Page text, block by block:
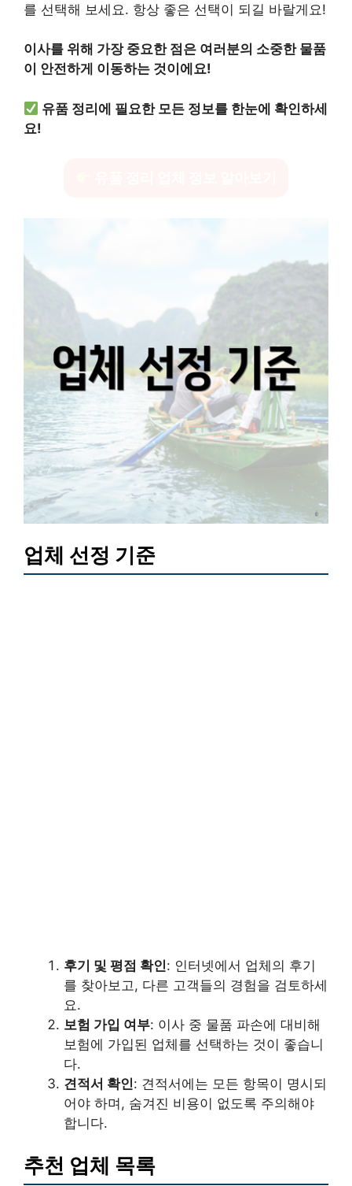
를 선택해 보세요. 항상 좋은 선택이 되길 바랄게요!
이사를 위해 가장 중요한 점은 여러분의 소중한 물품
이 안전하게 이동하는 것이에요!
유품 정리에 필요한 모든 정보를 한눈에 확인하세
요!
업체 선정 기준
후기 및 평점 확인: 인터넷에서 업체의 후기
를 찾아보고, 다른 고객들의 경험을 검토하세
요.
보험 가입 여부: 이사 중 물품 파손에 대비해
보험에 가입된 업체를 선택하는 것이 좋습니
다.
견적서 확인: 견적서에는 모든 항목이 명시되
어야 하며, 숨겨진 비용이 없도록 주의해야
합니다.
추천 업체 목록